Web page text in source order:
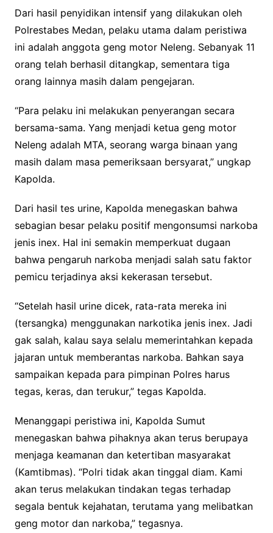
Dari hasil penyidikan intensif yang dilakukan oleh
Polrestabes Medan, pelaku utama dalam peristiwa
ini adalah anggota geng motor Neleng. Sebanyak 11
orang telah berhasil ditangkap, sementara tiga
orang lainnya masih dalam pengejaran.
“Para pelaku ini melakukan penyerangan secara
bersama-sama. Yang menjadi ketua geng motor
Neleng adalah MTA, seorang warga binaan yang
masih dalam masa pemeriksaan bersyarat,” ungkap
Kapolda.
Dari hasil tes urine, Kapolda menegaskan bahwa
sebagian besar pelaku positif mengonsumsi narkoba
jenis inex. Hal ini semakin memperkuat dugaan
bahwa pengaruh narkoba menjadi salah satu faktor
pemicu terjadinya aksi kekerasan tersebut.
“Setelah hasil urine dicek, rata-rata mereka ini
(tersangka) menggunakan narkotika jenis inex. Jadi
gak salah, kalau saya selalu memerintahkan kepada
jajaran untuk memberantas narkoba. Bahkan saya
sampaikan kepada para pimpinan Polres harus
tegas, keras, dan terukur,” tegas Kapolda.
Menanggapi peristiwa ini, Kapolda Sumut
menegaskan bahwa pihaknya akan terus berupaya
menjaga keamanan dan ketertiban masyarakat
(Kamtibmas). “Polri tidak akan tinggal diam. Kami
akan terus melakukan tindakan tegas terhadap
segala bentuk kejahatan, terutama yang melibatkan
geng motor dan narkoba,” tegasnya.